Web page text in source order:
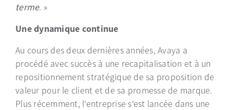
terme. »
Une dynamique continue
Au cours des deux dernières années, Avaya a
procédé avec succès à une recapitalisation et à un
repositionnement stratégique de sa proposition de
valeur pour le client et de sa promesse de marque.
Plus récemment, l'entreprise s'est lancée dans une